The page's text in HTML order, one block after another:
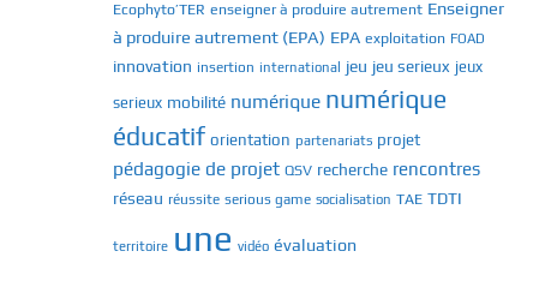
Ecophyto’TER enseigner à produire autrement Enseigner
à produire autrement (EPA) EPA exploitation FOAD
innovation insertion international jeu jeu serieux jeux
serieux mobilité numérique numérique
éducatif orientation partenariats projet
pédagogie de projet QSV recherche rencontres
réseau réussite serious game socialisation TAE TDTI
territoire une vidéo évaluation